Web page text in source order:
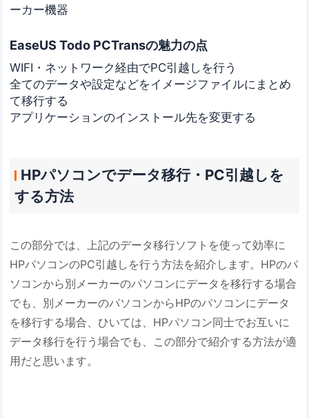
ーカー機器
EaseUS Todo PCTransの魅力の点
WIFI・ネットワーク経由でPC引越しを行う
全てのデータや設定などをイメージファイルにまとめ
て移行する
アプリケーションのインストール先を変更する
HPパソコンでデータ移行・PC引越しを
する方法
この部分では、上記のデータ移行ソフトを使って効率に
HPパソコンのPC引越しを行う方法を紹介します。HPのパ
ソコンから別メーカーのパソコンにデータを移行する場合
でも、別メーカーのパソコンからHPのパソコンにデータ
を移行する場合、ひいては、HPパソコン同士でお互いに
データ移行を行う場合でも、この部分で紹介する方法が適
用だと思います。